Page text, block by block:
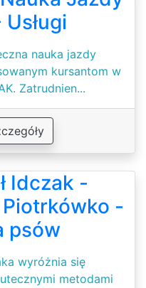
nauka jazdy
kursantom w
Zatrudnien...
Idczak -
-
psów
wyróżnia się
metodami